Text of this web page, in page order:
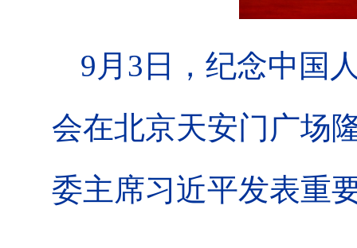
9月3日，纪念中国
会在北京天安门广场
委主席习近平发表重